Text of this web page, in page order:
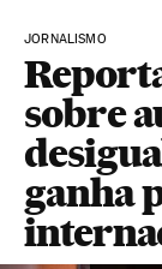
JORNALISMO
sobre
ganha